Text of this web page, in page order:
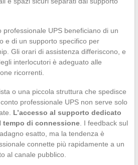
professionale UPS beneficiano di un
e di un supporto specifico per
Gli orari di assistenza differiscono, e
interlocutori è adeguato alle
ricorrenti.
o una piccola struttura che spedisce
professionale UPS non serve solo
L’accesso al supporto dedicato
tempo di connessione. I feedback sul
esatto, ma la tendenza è
connette più rapidamente a un
al canale pubblico.